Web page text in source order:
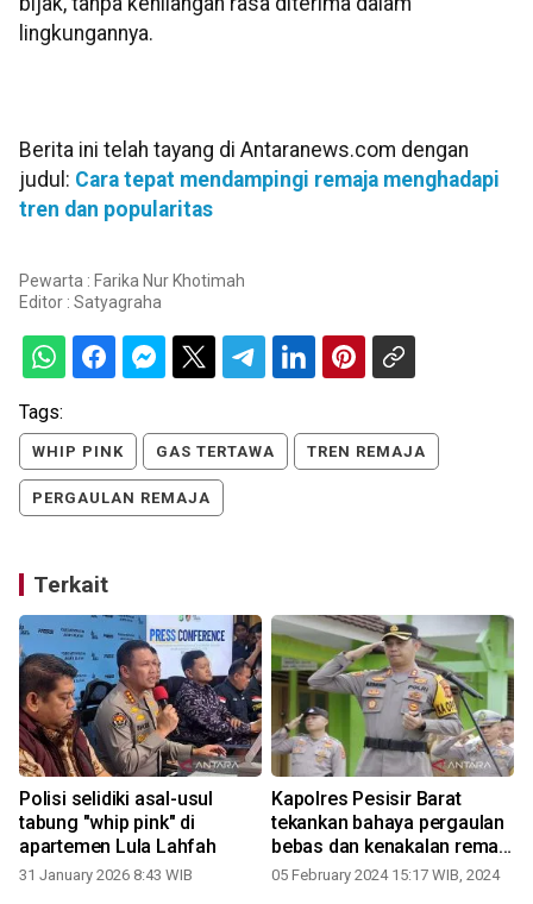
lingkungannya.
Berita ini telah tayang di Antaranews.com dengan
judul: Cara tepat mendampingi remaja menghadapi
tren dan popularitas
Pewarta : Farika Nur Khotimah
Editor : Satyagraha
Tags:
WHIP PINK GAS TERTAWA TREN REMAJA
PERGAULAN REMAJA
Terkait
Polisi selidiki asal-usul
tabung "whip pink" di
apartemen Lula Lahfah
31 January 2026 8:43 WIB
Kapolres Pesisir Barat
tekankan bahaya pergaulan
bebas dan kenakalan remaja
ke pelajar
05 February 2024 15:17 WIB, 2024